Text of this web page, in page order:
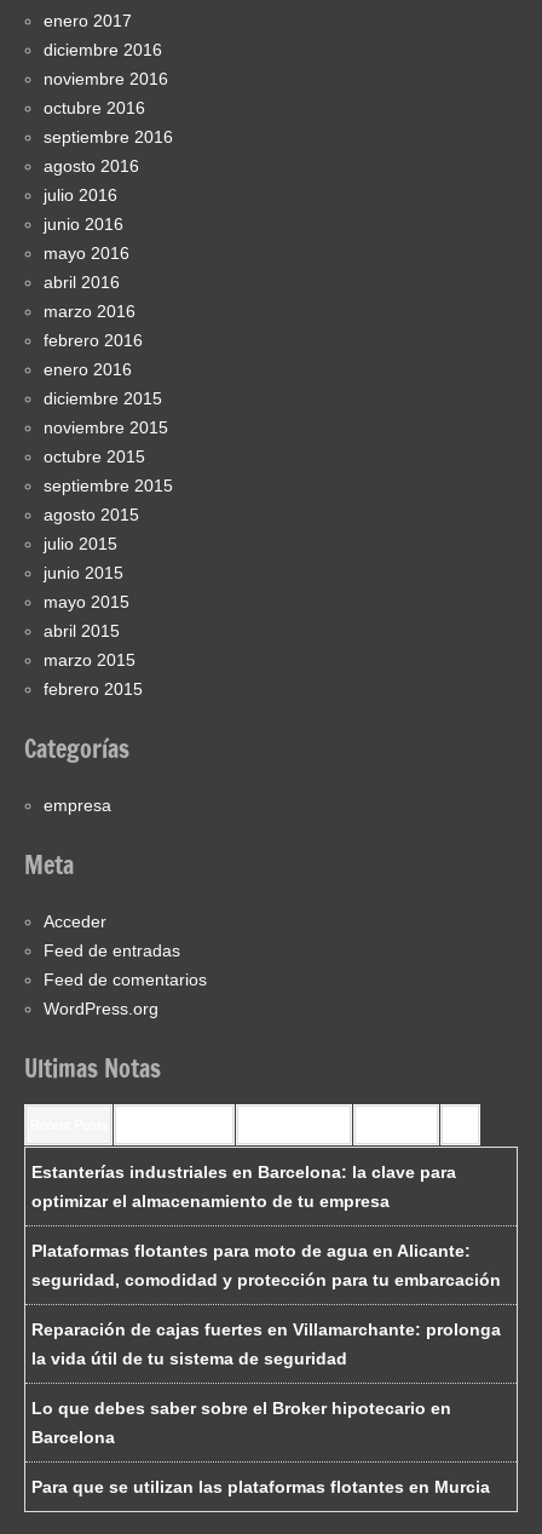
enero 2017
diciembre 2016
noviembre 2016
octubre 2016
septiembre 2016
agosto 2016
julio 2016
junio 2016
mayo 2016
abril 2016
marzo 2016
febrero 2016
enero 2016
diciembre 2015
noviembre 2015
octubre 2015
septiembre 2015
agosto 2015
julio 2015
junio 2015
mayo 2015
abril 2015
marzo 2015
febrero 2015
Categorías
empresa
Meta
Acceder
Feed de entradas
Feed de comentarios
WordPress.org
Ultimas Notas
Estanterías industriales en Barcelona: la clave para
optimizar el almacenamiento de tu empresa
Plataformas flotantes para moto de agua en Alicante:
seguridad, comodidad y protección para tu embarcación
Reparación de cajas fuertes en Villamarchante: prolonga
la vida útil de tu sistema de seguridad
Lo que debes saber sobre el Broker hipotecario en
Barcelona
Para que se utilizan las plataformas flotantes en Murcia